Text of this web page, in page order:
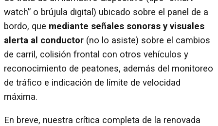
watch” o brújula digital) ubicado sobre el panel de a
bordo, que mediante señales sonoras y visuales
alerta al conductor (no lo asiste) sobre el cambios
de carril, colisión frontal con otros vehículos y
reconocimiento de peatones, además del monitoreo
de tráfico e indicación de límite de velocidad
máxima.
En breve, nuestra crítica completa de la renovada